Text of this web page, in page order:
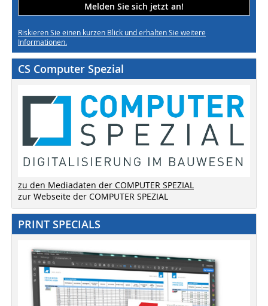
Melden Sie sich jetzt an!
Riskieren Sie einen kurzen Blick und erhalten Sie weitere
Informationen.
CS Computer Spezial
zu den Mediadaten der COMPUTER SPEZIAL
zur Webseite der COMPUTER SPEZIAL
PRINT SPECIALS